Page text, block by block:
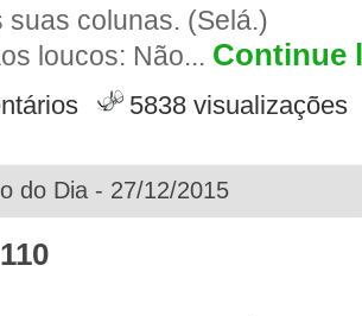
suas colunas. (Selá.)
loucos: Não... Continue
5838 visualizações
do Dia - 27/12/2015